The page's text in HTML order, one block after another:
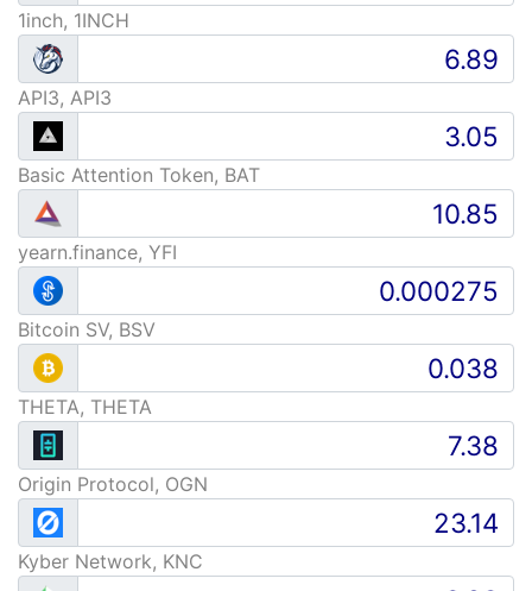
1inch, 1INCH
API3, API3
Basic Attention Token, BAT
yearn.finance, YFI
Bitcoin SV, BSV
THETA, THETA
Origin Protocol, OGN
Kyber Network, KNC